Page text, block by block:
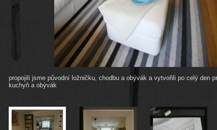
propojili jsme původní ložničku, chodbu a obývák a vytvořili po celý den
kuchyň a obývák